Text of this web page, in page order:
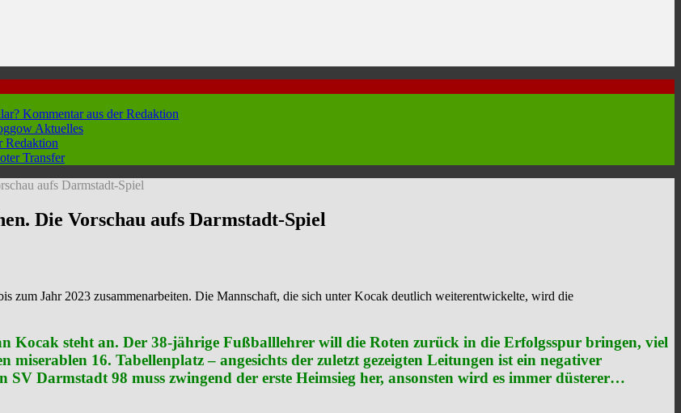
Kommentar aus der Redaktion
Aktuelles
Redaktion
Transfer
aufs Darmstadt-Spiel
Die Vorschau aufs Darmstadt-Spiel
Jahr 2023 zusammenarbeiten. Die Mannschaft, die sich unter Kocak deutlich weiterentwickelte, wird die
Kocak steht an. Der 38-jährige Fußballlehrer will die Roten zurück in die Erfolgsspur bringen, viel
16. Tabellenplatz – angesichts der zuletzt gezeigten Leitungen ist ein negativer
Darmstadt 98 muss zwingend der erste Heimsieg her, ansonsten wird es immer düsterer…